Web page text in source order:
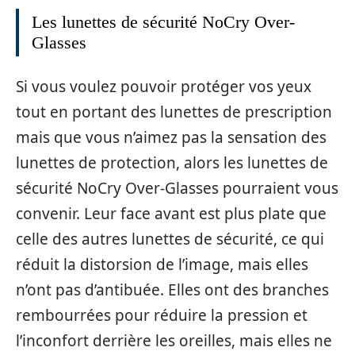
Les lunettes de sécurité NoCry Over-
Glasses
Si vous voulez pouvoir protéger vos yeux
tout en portant des lunettes de prescription
mais que vous n’aimez pas la sensation des
lunettes de protection, alors les lunettes de
sécurité NoCry Over-Glasses pourraient vous
convenir. Leur face avant est plus plate que
celle des autres lunettes de sécurité, ce qui
réduit la distorsion de l’image, mais elles
n’ont pas d’antibuée. Elles ont des branches
rembourrées pour réduire la pression et
l’inconfort derrière les oreilles, mais elles ne